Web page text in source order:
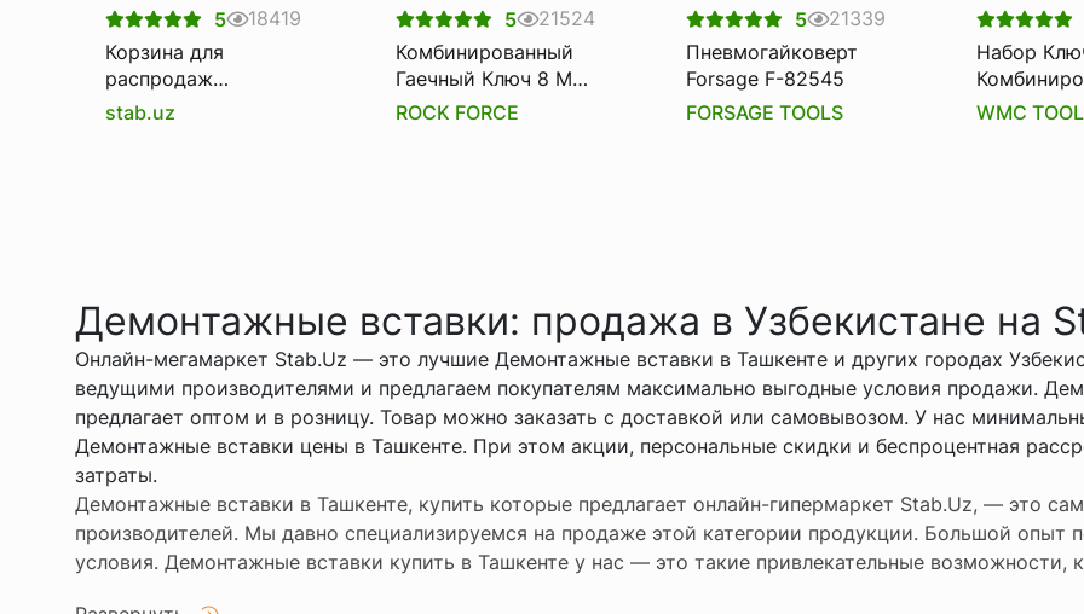
5
18419
Корзина для
распродаж
(Корзина-
stab.uz
5
21524
Комбинированный
Гаечный Ключ 8 Мм.
Rockforce Rf-75508
ROCK FORCE
5
21339
Пневмогайковерт
Forsage F-82545
FORSAGE TOOLS
Набор
12пр. В
WMC
Демонтажные вставки: продажа в Узбекистане на
Онлайн-мегамаркет Stab.Uz — это лучшие Демонтажные вставки в Ташкенте и других городах
ведущими производителями и предлагаем покупателям максимально выгодные условия продажи.
предлагает оптом и в розницу. Товар можно заказать с доставкой или самовывозом. У нас
Демонтажные вставки цены в Ташкенте. При этом акции, персональные скидки и беспроцентная
затраты.
Демонтажные вставки в Ташкенте, купить которые предлагает онлайн-гипермаркет Stab.Uz, — это
производителей. Мы давно специализируемся на продаже этой категории продукции. Большой опыт
условия. Демонтажные вставки купить в Ташкенте у нас — это такие привлекательные возможности,